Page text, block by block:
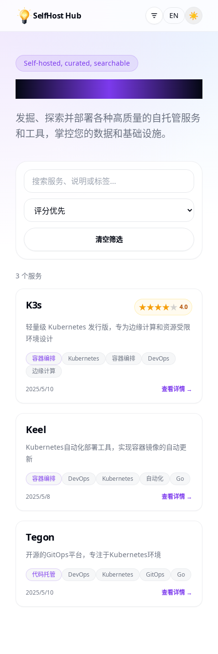
SelfHost Hub EN ☀
Self-hosted, curated, searchable
发掘、探索并部署各种高质量的自托管服务
和工具，掌控您的数据和基础设施。
清空筛选
3 个服务
K3s ★★★★★ 4.0
轻量级 Kubernetes 发行版，专为边缘计算和资源受限
环境设计
容器编排 Kubernetes 容器编排
DevOps
边缘计算
2025/5/10 查看详情 →
Keel
Kubernetes自动化部署工具，实现容器镜像的自动更
新
容器编排 DevOps Kubernetes 自动化 Go
2025/5/8 查看详情 →
Tegon
开源的GitOps平台，专注于Kubernetes环境
代码托管 DevOps Kubernetes GitOps Go
2025/5/10 查看详情 →